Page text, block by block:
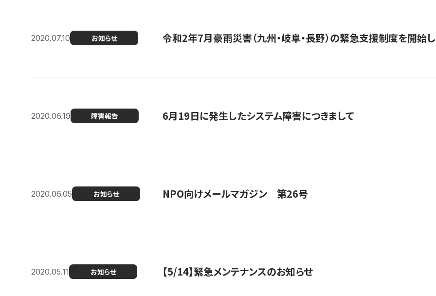
2020.07.10 お知らせ 令和2年7月豪雨災害（九州・岐阜・長野）の緊急支援制度を開始
2020.06.19 障害報告 6月19日に発生したシステム障害につきまして
2020.06.05 お知らせ NPO向けメールマガジン 第26号
2020.05.11 お知らせ 【5/14】緊急メンテナンスのお知らせ